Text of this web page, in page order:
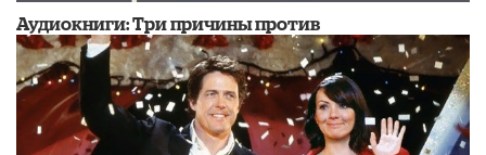
Аудиокниги: Три причины против